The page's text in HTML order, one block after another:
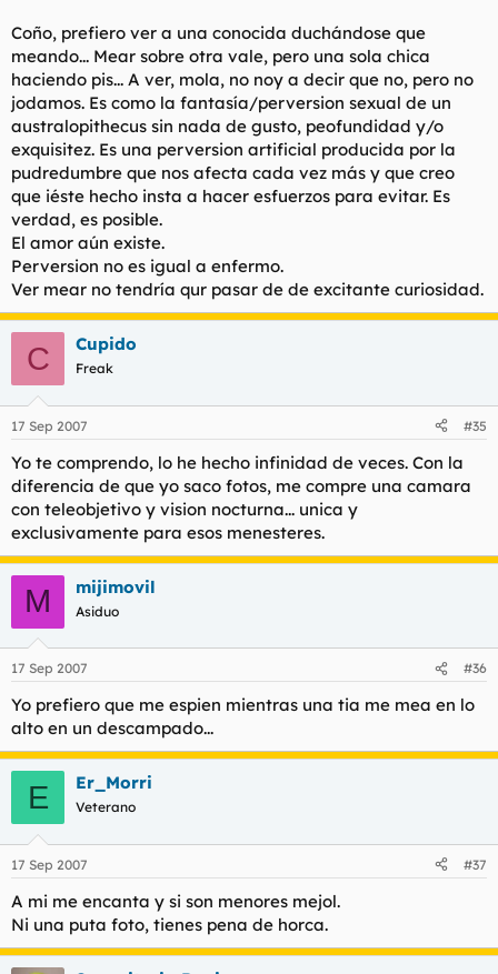
Coño, prefiero ver a una conocida duchándose que
meando... Mear sobre otra vale, pero una sola chica
haciendo pis... A ver, mola, no noy a decir que no, pero no
jodamos. Es como la fantasía/perversion sexual de un
australopithecus sin nada de gusto, peofundidad y/o
exquisitez. Es una perversion artificial producida por la
pudredumbre que nos afecta cada vez más y que creo
que iéste hecho insta a hacer esfuerzos para evitar. Es
verdad, es posible.
El amor aún existe.
Perversion no es igual a enfermo.
Ver mear no tendría qur pasar de de excitante curiosidad.
C Cupido
Freak
17 Sep 2007 #35
Yo te comprendo, lo he hecho infinidad de veces. Con la
diferencia de que yo saco fotos, me compre una camara
con teleobjetivo y vision nocturna... unica y
exclusivamente para esos menesteres.
M mijimovil
Asiduo
17 Sep 2007 #36
Yo prefiero que me espien mientras una tia me mea en lo
alto en un descampado...
E Er_Morri
Veterano
17 Sep 2007 #37
A mi me encanta y si son menores mejol.
Ni una puta foto, tienes pena de horca.